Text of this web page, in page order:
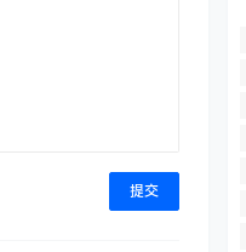
提交